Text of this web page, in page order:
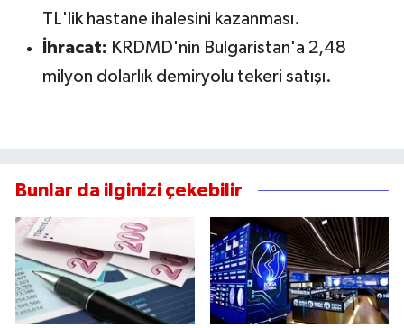
TL'lik hastane ihalesini kazanması.
İhracat: KRDMD'nin Bulgaristan'a 2,48
milyon dolarlık demiryolu tekeri satışı.
Bunlar da ilginizi çekebilir